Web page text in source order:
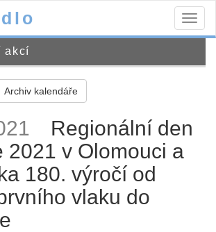
akcí
Archiv kalendáře
Regionální den
2021 v Olomouci a
180. výročí od
vlaku do